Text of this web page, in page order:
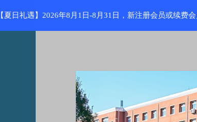
【夏日礼遇】2026年8月1日-8月31日，新注册会员或续费